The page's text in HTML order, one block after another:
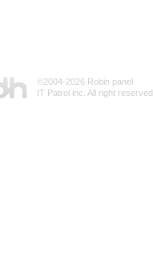
©2004-2026 Robin panel
IT Patrol inc. All right reserved.